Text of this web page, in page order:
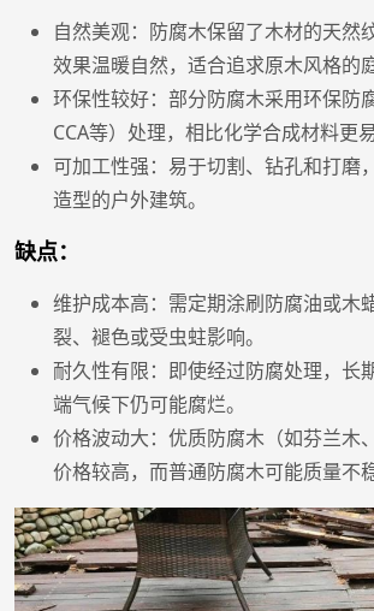
自然美观：防腐木保留了木材的天然
效果温暖自然，适合追求原木风格的
环保性较好：部分防腐木采用环保防
CCA等）处理，相比化学合成材料更易
可加工性强：易于切割、钻孔和打磨
造型的户外建筑。
缺点：
维护成本高：需定期涂刷防腐油或木
裂、褪色或受虫蛀影响。
耐久性有限：即使经过防腐处理，长
端气候下仍可能腐烂。
价格波动大：优质防腐木（如芬兰木
价格较高，而普通防腐木可能质量不